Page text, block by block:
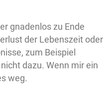
gnadenlos zu Ende
der Lebenszeit oder
zum Beispiel
dazu. Wenn mir ein
weg.